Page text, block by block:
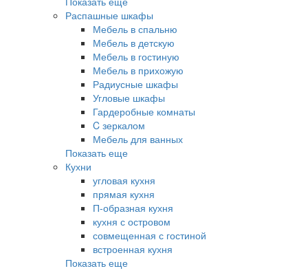
Распашные шкафы
Мебель в спальню
Мебель в детскую
Мебель в гостиную
Мебель в прихожую
Радиусные шкафы
Угловые шкафы
Гардеробные комнаты
C зеркалом
Мебель для ванных
Показать еще
Кухни
угловая кухня
прямая кухня
П-образная кухня
кухня с островом
совмещенная с гостиной
встроенная кухня
Показать еще